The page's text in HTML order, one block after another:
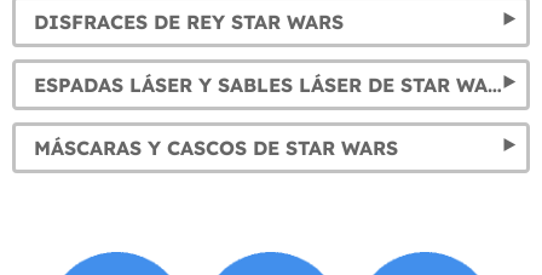
DISFRACES DE REY STAR WARS
ESPADAS LÁSER Y SABLES LÁSER DE STAR WARS
MÁSCARAS Y CASCOS DE STAR WARS